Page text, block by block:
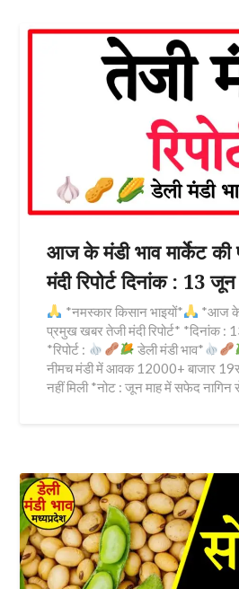
आज के मंडी भाव मार्केट
मंदी रिपोर्ट दिनांक : 13
*नमस्कार किसान भाइयों*
*आज के
प्रमुख खबर तेजी मंदी रिपोर्ट* *दिनांक
*रिपोर्ट :
डेली मंडी भाव*
नीमच मंडी में आवक 12000+ बाजार
नहीं मिली *नोट : जून माह में सफेद